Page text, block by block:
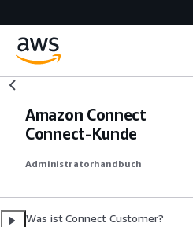
Amazon Connect
Connect-Kunde
Administratorhandbuch
Was ist Connect Customer?